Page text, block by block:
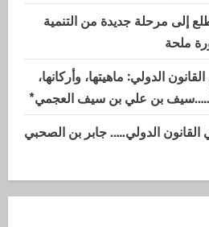
إلى مرحلة جديدة من التنمية
ملحة
الدولي: ماهيتها، وأركانها،
بن علي بن سيف العجمي*
القانون الدولي….. جابر بن الصحبي